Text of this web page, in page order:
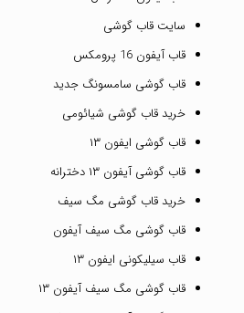
سایت قاب گوشی
قاب آیفون 16 پرومکس
قاب گوشی سامسونگ جدید
خرید قاب گوشی شیائومی
قاب گوشی ایفون ۱۳
قاب گوشی آیفون ۱۳ دخترانه
خرید قاب گوشی مگ سیف
قاب گوشی مگ سیف آیفون
قاب سیلیکونی ایفون ۱۳
قاب گوشی مگ سیف آیفون ۱۳